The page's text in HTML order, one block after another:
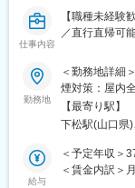
■働き方：
常に客先で対
残業は10時間
す。
■キャリアパス
て指定工場と
なった実績も
仕事内容
【職種未経験
／直行直帰可能
同社のサービ
す。
＜具体的には…
1)お客様先に
グ
2)仕様決定や
3)詳細設計や
勤務地
＜勤務地詳細
煙対策：屋内
【最寄り駅】
下松駅(山口県
給与
＜予定年収＞
＜賃金内訳＞